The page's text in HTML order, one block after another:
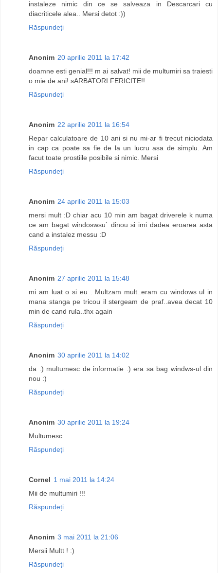
instaleze nimic din ce se salveaza in Descarcari cu
diacriticele alea.. Mersi detot :))
Răspundeți
Anonim 20 aprilie 2011 la 17:42
doamne esti genial!!! m ai salvat! mii de multumiri sa traiesti
o mie de ani! sARBATORI FERICITE!!
Răspundeți
Anonim 22 aprilie 2011 la 16:54
Repar calculatoare de 10 ani si nu mi-ar fi trecut niciodata
in cap ca poate sa fie de la un lucru asa de simplu. Am
facut toate prostiile posibile si nimic. Mersi
Răspundeți
Anonim 24 aprilie 2011 la 15:03
mersi mult :D chiar acu 10 min am bagat driverele k numa
ce am bagat windoswsu` dinou si imi dadea eroarea asta
cand a instalez messu :D
Răspundeți
Anonim 27 aprilie 2011 la 15:48
mi am luat o si eu . Multzam mult..eram cu windows ul in
mana stanga pe tricou il stergeam de praf..avea decat 10
min de cand rula..thx again
Răspundeți
Anonim 30 aprilie 2011 la 14:02
da :) multumesc de informatie :) era sa bag windws-ul din
nou :)
Răspundeți
Anonim 30 aprilie 2011 la 19:24
Multumesc
Răspundeți
Cornel 1 mai 2011 la 14:24
Mii de multumiri !!!
Răspundeți
Anonim 3 mai 2011 la 21:06
Mersii Multt ! :)
Răspundeți